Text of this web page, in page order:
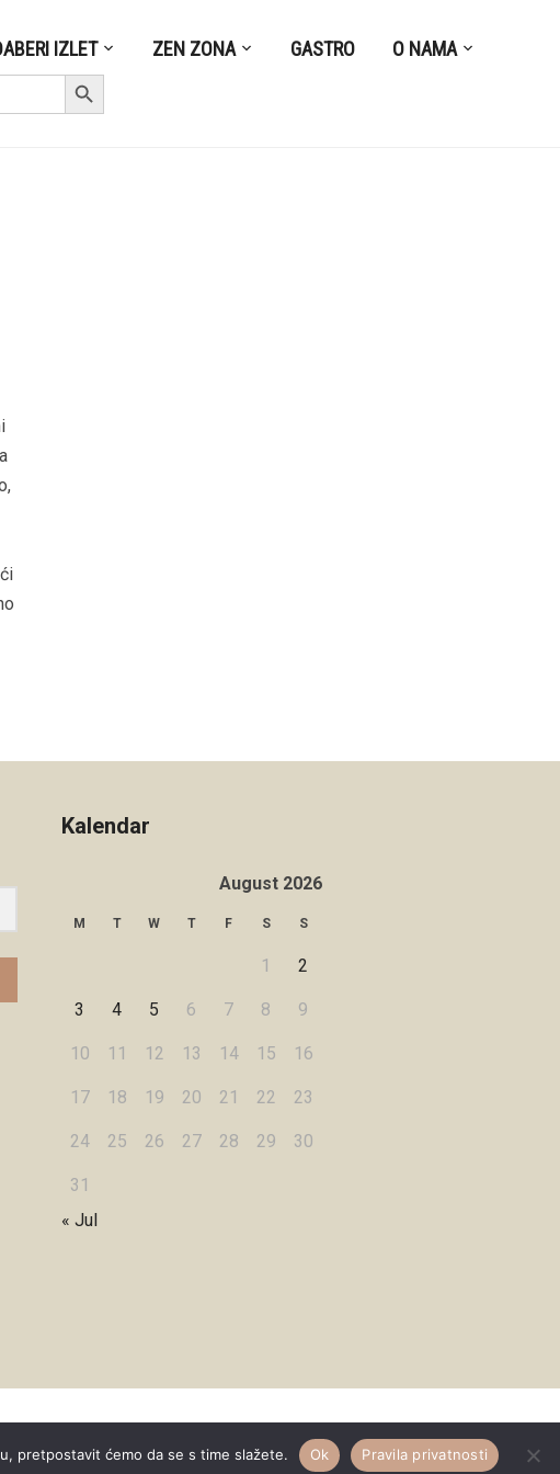
IZLET ZEN ZONA GASTRO O NAMA
Search Button
Kalendar
August 2026
M T W T F S S
1 2
3 4 5 6 7 8 9
10 11 12 13 14 15 16
17 18 19 20 21 22 23
24 25 26 27 28 29 30
31
« Jul
pretpostavit ćemo da se s time slažete.
Ok Pravila privatnosti